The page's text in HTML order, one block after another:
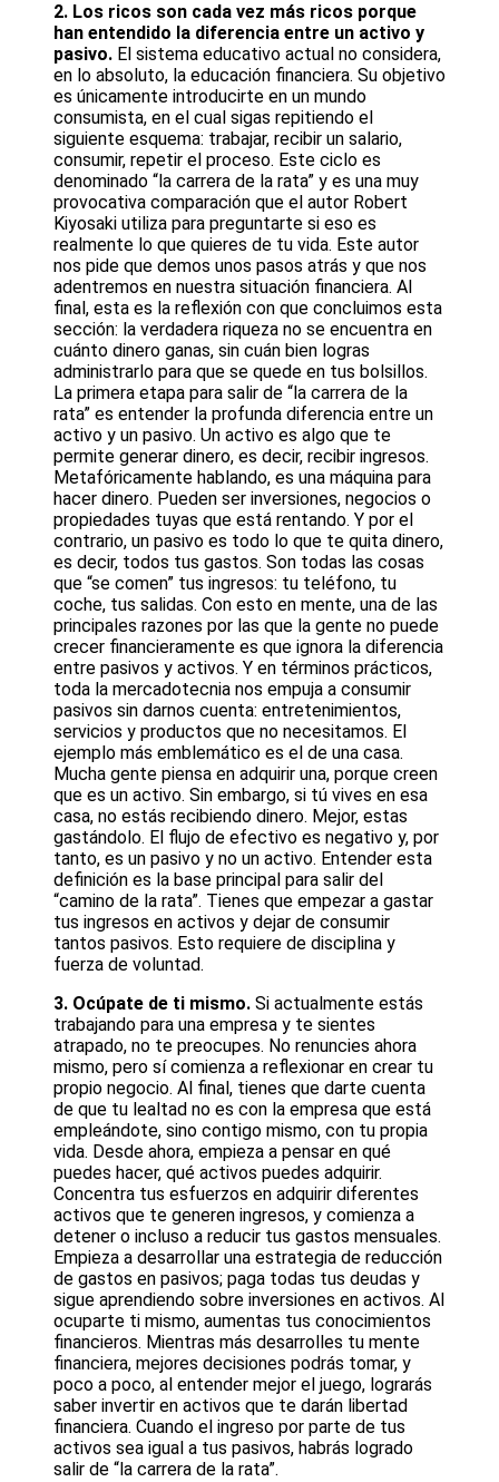
2. Los ricos son cada vez más ricos porque
han entendido la diferencia entre un activo y
pasivo. El sistema educativo actual no considera,
en lo absoluto, la educación financiera. Su objetivo
es únicamente introducirte en un mundo
consumista, en el cual sigas repitiendo el
siguiente esquema: trabajar, recibir un salario,
consumir, repetir el proceso. Este ciclo es
denominado “la carrera de la rata” y es una muy
provocativa comparación que el autor Robert
Kiyosaki utiliza para preguntarte si eso es
realmente lo que quieres de tu vida. Este autor
nos pide que demos unos pasos atrás y que nos
adentremos en nuestra situación financiera. Al
final, esta es la reflexión con que concluimos esta
sección: la verdadera riqueza no se encuentra en
cuánto dinero ganas, sin cuán bien logras
administrarlo para que se quede en tus bolsillos.
La primera etapa para salir de “la carrera de la
rata” es entender la profunda diferencia entre un
activo y un pasivo. Un activo es algo que te
permite generar dinero, es decir, recibir ingresos.
Metafóricamente hablando, es una máquina para
hacer dinero. Pueden ser inversiones, negocios o
propiedades tuyas que está rentando. Y por el
contrario, un pasivo es todo lo que te quita dinero,
es decir, todos tus gastos. Son todas las cosas
que “se comen” tus ingresos: tu teléfono, tu
coche, tus salidas. Con esto en mente, una de las
principales razones por las que la gente no puede
crecer financieramente es que ignora la diferencia
entre pasivos y activos. Y en términos prácticos,
toda la mercadotecnia nos empuja a consumir
pasivos sin darnos cuenta: entretenimientos,
servicios y productos que no necesitamos. El
ejemplo más emblemático es el de una casa.
Mucha gente piensa en adquirir una, porque creen
que es un activo. Sin embargo, si tú vives en esa
casa, no estás recibiendo dinero. Mejor, estas
gastándolo. El flujo de efectivo es negativo y, por
tanto, es un pasivo y no un activo. Entender esta
definición es la base principal para salir del
“camino de la rata”. Tienes que empezar a gastar
tus ingresos en activos y dejar de consumir
tantos pasivos. Esto requiere de disciplina y
fuerza de voluntad.
3. Ocúpate de ti mismo. Si actualmente estás
trabajando para una empresa y te sientes
atrapado, no te preocupes. No renuncies ahora
mismo, pero sí comienza a reflexionar en crear tu
propio negocio. Al final, tienes que darte cuenta
de que tu lealtad no es con la empresa que está
empleándote, sino contigo mismo, con tu propia
vida. Desde ahora, empieza a pensar en qué
puedes hacer, qué activos puedes adquirir.
Concentra tus esfuerzos en adquirir diferentes
activos que te generen ingresos, y comienza a
detener o incluso a reducir tus gastos mensuales.
Empieza a desarrollar una estrategia de reducción
de gastos en pasivos; paga todas tus deudas y
sigue aprendiendo sobre inversiones en activos. Al
ocuparte ti mismo, aumentas tus conocimientos
financieros. Mientras más desarrolles tu mente
financiera, mejores decisiones podrás tomar, y
poco a poco, al entender mejor el juego, lograrás
saber invertir en activos que te darán libertad
financiera. Cuando el ingreso por parte de tus
activos sea igual a tus pasivos, habrás logrado
salir de “la carrera de la rata”.